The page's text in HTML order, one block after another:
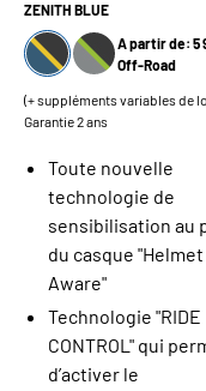
ZENITH BLUE
A partir de: 5
Off-Road
(+ suppléments variables de
Garantie 2 ans
Toute nouvelle
technologie de
sensibilisation au
du casque "Helmet
Aware"
Technologie "RIDE
CONTROL" qui
d’activer le